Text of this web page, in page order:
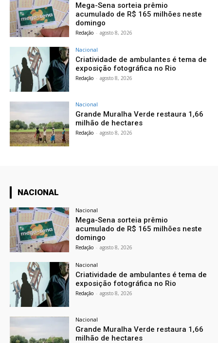
Mega-Sena sorteia prêmio
acumulado de R$ 165 milhões neste
domingo
Redação - agosto 8, 2026
Nacional
Criatividade de ambulantes é tema de
exposição fotográfica no Rio
Redação - agosto 8, 2026
Nacional
Grande Muralha Verde restaura 1,66
milhão de hectares
Redação - agosto 8, 2026
NACIONAL
Nacional
Mega-Sena sorteia prêmio
acumulado de R$ 165 milhões neste
domingo
Redação - agosto 8, 2026
Nacional
Criatividade de ambulantes é tema de
exposição fotográfica no Rio
Redação - agosto 8, 2026
Nacional
Grande Muralha Verde restaura 1,66
milhão de hectares